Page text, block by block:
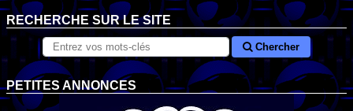
RECHERCHE SUR LE SITE
Chercher
PETITES ANNONCES